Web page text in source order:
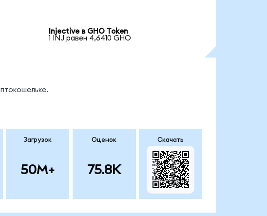
Injective в GHO Token
1 INJ равен 4,6410 GHO
Загрузок
50M+
Оценок
75.8K
Скачать